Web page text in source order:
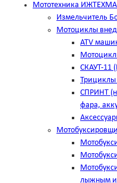
Мототехника
Измельчитель
Мотоциклы
ATV
СКАУТ-11
Трициклы
СПРИНТ
фара,
лыжным